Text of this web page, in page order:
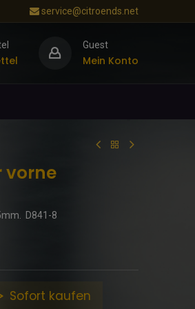
service@citroends.net
Guest
Mein Konto
vorne
D841-8
Sofort kaufen